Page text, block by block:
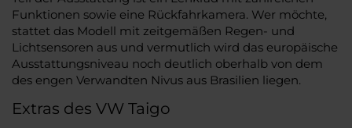
Funktionen sowie eine Rückfahrkamera. Wer möchte,
stattet das Modell mit zeitgemäßen Regen- und
Lichtsensoren aus und vermutlich wird das europäische
Ausstattungsniveau noch deutlich oberhalb von dem
des engen Verwandten Nivus aus Brasilien liegen.
Extras des VW Taigo